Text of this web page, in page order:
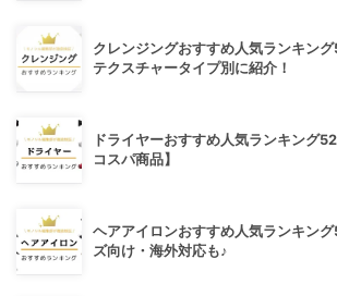
クレンジングおすすめ人気ランキン
テクスチャータイプ別に紹介！
ドライヤーおすすめ人気ランキング
コスパ商品】
ヘアアイロンおすすめ人気ランキン
ズ向け・海外対応も♪